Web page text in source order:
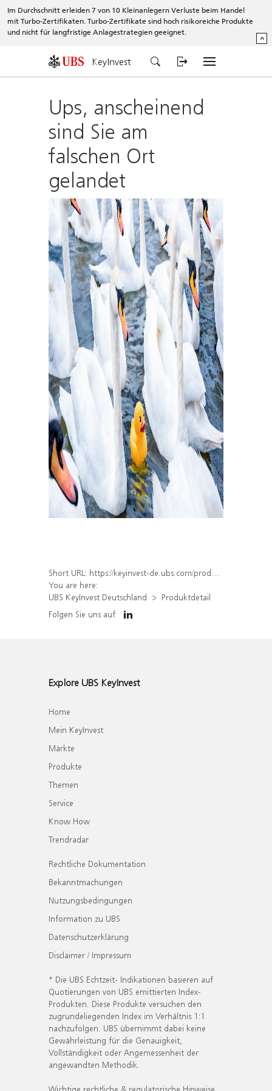
Im Durchschnitt erleiden 7 von 10 Kleinanlegern Verluste beim Handel
mit Turbo-Zertifikaten. Turbo-Zertifikate sind hoch risikoreiche Produkte
und nicht für langfristige Anlagestrategien geeignet.
^
KeyInvest
Ups, anscheinend
sind Sie am
falschen Ort
gelandet
Short URL: https://keyinvest-de.ubs.com/produkt/detail/index/isin/DE000WA8GBQ5
You are here:
UBS KeyInvest Deutschland
Produktdetail
Folgen Sie uns auf
Explore UBS KeyInvest
Home
Mein KeyInvest
Märkte
Produkte
Themen
Service
Know How
Trendradar
Rechtliche Dokumentation
Bekanntmachungen
Nutzungsbedingungen
Information zu UBS
Datenschutzerklärung
Disclaimer / Impressum
* Die UBS Echtzeit- Indikationen basieren auf
Quotierungen von UBS emittierten Index-
Produkten. Diese Produkte versuchen den
zugrundeliegenden Index im Verhältnis 1:1
nachzufolgen. UBS übernimmt dabei keine
Gewährleistung für die Genauigkeit,
Vollständigkeit oder Angemessenheit der
angewandten Methodik.